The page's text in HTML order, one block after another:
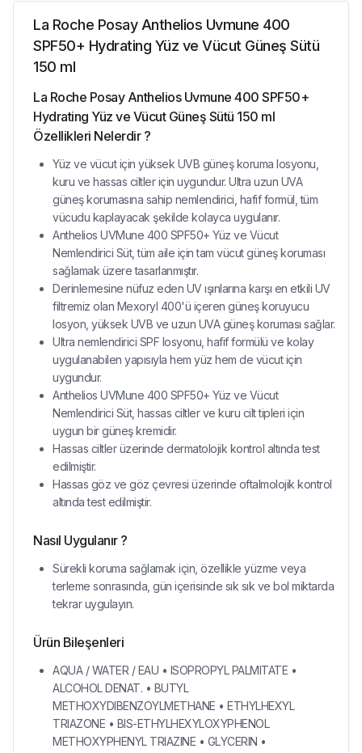
La Roche Posay Anthelios Uvmune 400
SPF50+ Hydrating Yüz ve Vücut Güneş Sütü
150 ml
La Roche Posay Anthelios Uvmune 400 SPF50+
Hydrating Yüz ve Vücut Güneş Sütü 150 ml
Özellikleri Nelerdir ?
Yüz ve vücut için yüksek UVB güneş koruma losyonu,
kuru ve hassas ciltler için uygundur. Ultra uzun UVA
güneş korumasına sahip nemlendirici, hafif formül, tüm
vücudu kaplayacak şekilde kolayca uygulanır.
Anthelios UVMune 400 SPF50+ Yüz ve Vücut
Nemlendirici Süt, tüm aile için tam vücut güneş koruması
sağlamak üzere tasarlanmıştır.
Derinlemesine nüfuz eden UV ışınlarına karşı en etkili UV
filtremiz olan Mexoryl 400'ü içeren güneş koruyucu
losyon, yüksek UVB ve uzun UVA güneş koruması sağlar.
Ultra nemlendirici SPF losyonu, hafif formülü ve kolay
uygulanabilen yapısıyla hem yüz hem de vücut için
uygundur.
Anthelios UVMune 400 SPF50+ Yüz ve Vücut
Nemlendirici Süt, hassas ciltler ve kuru cilt tipleri için
uygun bir güneş kremidir.
Hassas ciltler üzerinde dermatolojik kontrol altında test
edilmiştir.
Hassas göz ve göz çevresi üzerinde oftalmolojik kontrol
altında test edilmiştir.
Nasıl Uygulanır ?
Sürekli koruma sağlamak için, özellikle yüzme veya
terleme sonrasında, gün içerisinde sık sık ve bol miktarda
tekrar uygulayın.
Ürün Bileşenleri
AQUA / WATER / EAU • ISOPROPYL PALMITATE •
ALCOHOL DENAT. • BUTYL
METHOXYDIBENZOYLMETHANE • ETHYLHEXYL
TRIAZONE • BIS-ETHYLHEXYLOXYPHENOL
METHOXYPHENYL TRIAZINE • GLYCERIN •